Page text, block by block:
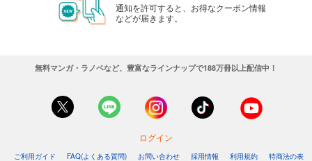
通知を許可すると、お得なクーポン情報
などが届きます。
無料マンガ・ラノベなど、豊富なラインナップで188万冊以上配信中！
ログイン
ご利用ガイド FAQ(よくある質問) お問い合わせ 採用情報 利用規約 特商法の表